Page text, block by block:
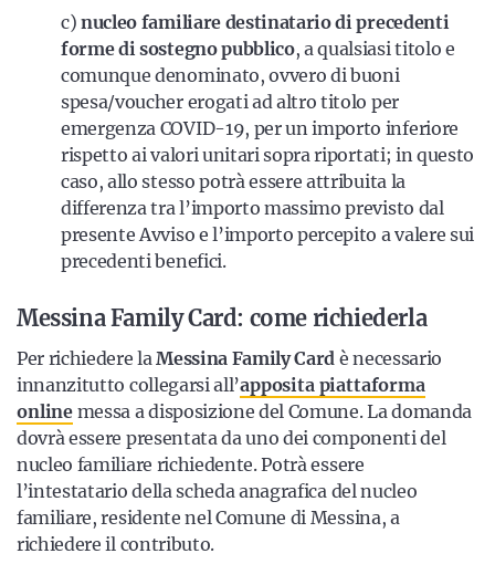
c)nucleo familiare destinatario di precedenti
forme di sostegno pubblico, a qualsiasi titolo e
comunque denominato, ovvero di buoni
spesa/voucher erogati ad altro titolo per
emergenza COVID-19, per un importo inferiore
rispetto ai valori unitari sopra riportati; in questo
caso, allo stesso potrà essere attribuita la
differenza tra l’importo massimo previsto dal
presente Avviso e l’importo percepito a valere sui
precedenti benefici.
Messina Family Card: come richiederla
Per richiedere laMessina Family Card è necessario
innanzitutto collegarsi all’apposita piattaforma
online messa a disposizione del Comune. La domanda
dovrà essere presentata da uno dei componenti del
nucleo familiare richiedente. Potrà essere
l’intestatario della scheda anagrafica del nucleo
familiare, residente nel Comune di Messina, a
richiedere il contributo.